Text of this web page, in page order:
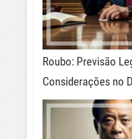
Roubo: Previsão
Considerações no